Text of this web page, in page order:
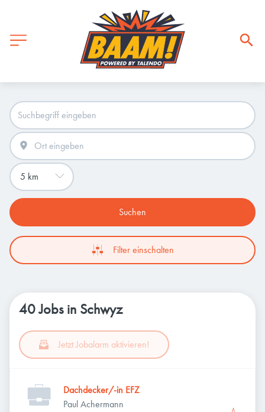
Suchen
Filter einschalten
40 Jobs in Schwyz
Jetzt Jobalarm aktivieren!
Dachdecker/-in EFZ
Paul Achermann